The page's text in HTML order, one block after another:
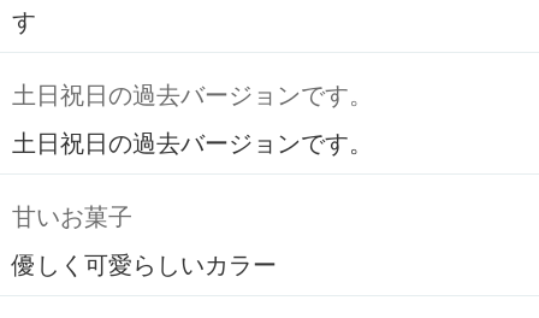
す
土日祝日の過去バージョンです。
土日祝日の過去バージョンです。
甘いお菓子
優しく可愛らしいカラー